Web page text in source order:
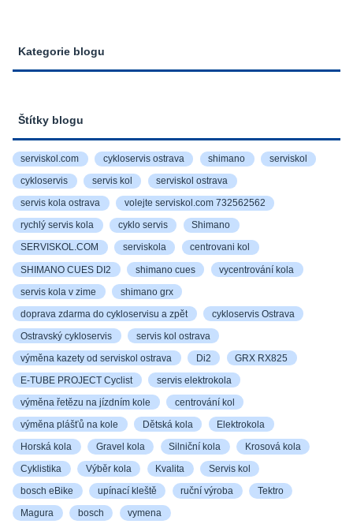
Kategorie blogu
Štítky blogu
serviskol.com cykloservis ostrava shimano serviskol
cykloservis servis kol serviskol ostrava
servis kola ostrava volejte serviskol.com 732562562
rychlý servis kola cyklo servis Shimano
SERVISKOL.COM serviskola centrovani kol
SHIMANO CUES DI2 shimano cues vycentrování kola
servis kola v zime shimano grx
doprava zdarma do cykloservisu a zpět cykloservis Ostrava
Ostravský cykloservis servis kol ostrava
výměna kazety od serviskol ostrava Di2 GRX RX825
E-TUBE PROJECT Cyclist servis elektrokola
výměna řetězu na jízdním kole centrování kol
výměna plášťů na kole Dětská kola Elektrokola
Horská kola Gravel kola Silniční kola Krosová kola
Cyklistika Výběr kola Kvalita Servis kol
bosch eBike upínací kleště ruční výroba Tektro
Magura bosch vymena